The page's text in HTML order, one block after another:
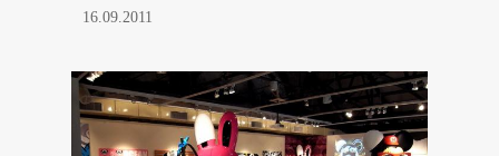
16.09.2011